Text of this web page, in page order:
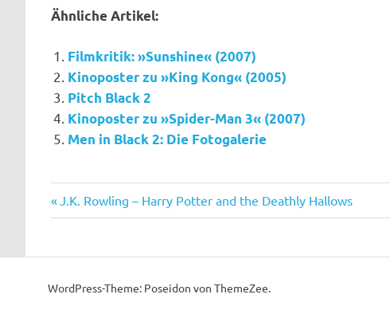
Ähnliche Artikel:
Filmkritik: »Sunshine« (2007)
Kinoposter zu »King Kong« (2005)
Pitch Black 2
Kinoposter zu »Spider-Man 3« (2007)
Men in Black 2: Die Fotogalerie
Neuseeland
Weta
Beitragsnavigation
Vorheriger
Beitrag:
J.K. Rowling – Harry Potter and the Deathly Hallows
WordPress-Theme: Poseidon von ThemeZee.